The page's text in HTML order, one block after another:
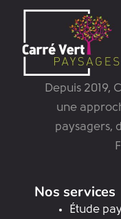
Nos services
Étude
Depuis 2019,
une
paysagers,